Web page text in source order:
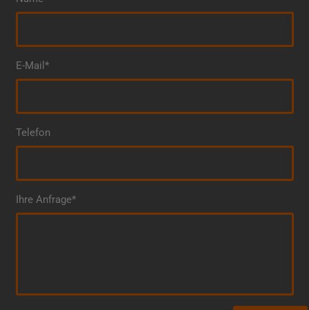
E-Mail*
Telefon
Ihre Anfrage*